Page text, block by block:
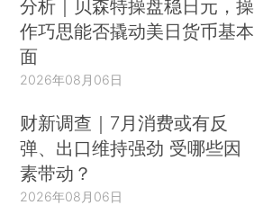
分析｜贝森特操盘稳日元，操
作巧思能否撬动美日货币基本
面
2026年08月06日
财新调查｜7月消费或有反
弹、出口维持强劲 受哪些因
素带动？
2026年08月06日